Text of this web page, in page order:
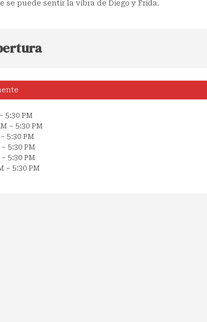
se puede sentir la vibra de Diego y Frida.
5:30 PM
– 5:30 PM
5:30 PM
5:30 PM
5:30 PM
– 5:30 PM